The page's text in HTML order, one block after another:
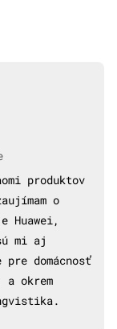
produktov
o
Huawei,
mi aj
domácnosť
a okrem